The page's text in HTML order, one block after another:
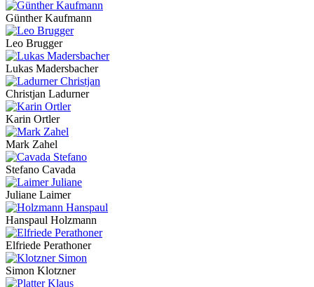
Günther Kaufmann
Leo Brugger
Lukas Madersbacher
Christjan Ladurner
Karin Ortler
Mark Zahel
Stefano Cavada
Juliane Laimer
Hanspaul Holzmann
Elfriede Perathoner
Simon Klotzner